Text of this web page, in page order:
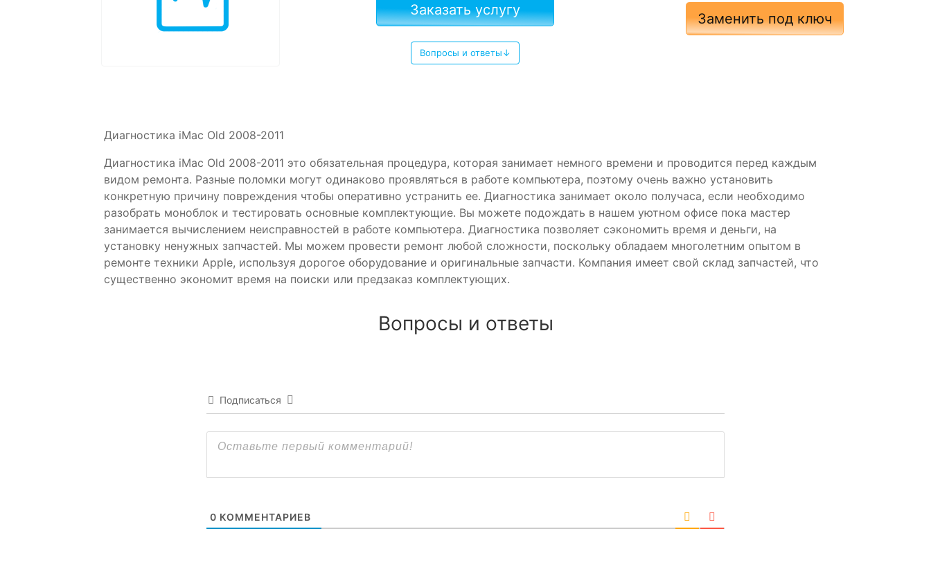
Заказать услугу
Вопросы и ответы↓
Заменить под ключ
Диагностика iMac Old 2008-2011
Диагностика iMac Old 2008-2011 это обязательная процедура, которая занимает немного времени и проводится перед каждым
видом ремонта. Разные поломки могут одинаково проявляться в работе компьютера, поэтому очень важно установить
конкретную причину повреждения чтобы оперативно устранить ее. Диагностика занимает около получаса, если необходимо
разобрать моноблок и тестировать основные комплектующие. Вы можете подождать в нашем уютном офисе пока мастер
занимается вычислением неисправностей в работе компьютера. Диагностика позволяет сэкономить время и деньги, на
установку ненужных запчастей. Мы можем провести ремонт любой сложности, поскольку обладаем многолетним опытом в
ремонте техники Apple, используя дорогое оборудование и оригинальные запчасти. Компания имеет свой склад запчастей, что
существенно экономит время на поиски или предзаказ комплектующих.
Вопросы и ответы
Подписаться
0 КОММЕНТАРИЕВ